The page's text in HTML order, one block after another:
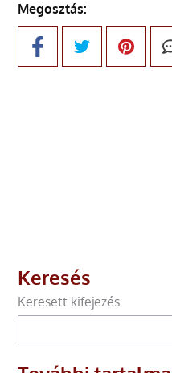
Megosztás:
Keresés
Keresett kifejezés